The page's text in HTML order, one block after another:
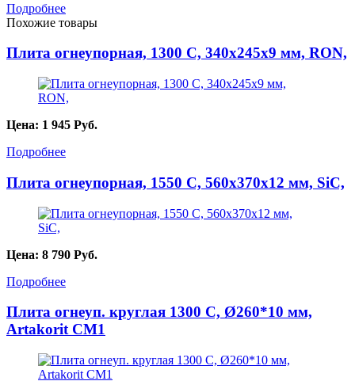
Подробнее
Похожие товары
Плита огнеупорная, 1300 С, 340х245х9 мм, RON,
Цена: 1 945 Руб.
Подробнее
Плита огнеупорная, 1550 С, 560х370х12 мм, SiC,
Цена: 8 790 Руб.
Подробнее
Плита огнеуп. круглая 1300 С, Ø260*10 мм,
Artakorit CM1